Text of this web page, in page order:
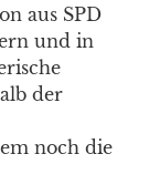
aus SPD
und in
der
noch die